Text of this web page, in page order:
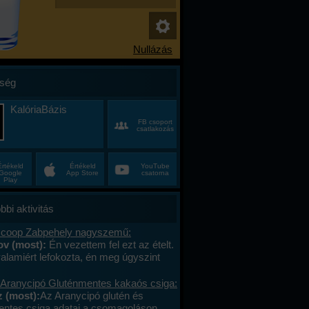
KalóriaBázis
FB csoport
csatlakozás
Play
Értékeld
App Store
YouTube
csatorna
aktivitás
Zabpehely nagyszemű:
(most): Én vezettem fel ezt az ételt.
lefokozta, én meg úgyszint
hogy minden tápanyago6 a
írtam ki, pontosan. Kár a coop
zabpehelyért. Jó ügynök volt.
Gluténmentes kakaós csiga:
(most):Az Aranycipó glutén és